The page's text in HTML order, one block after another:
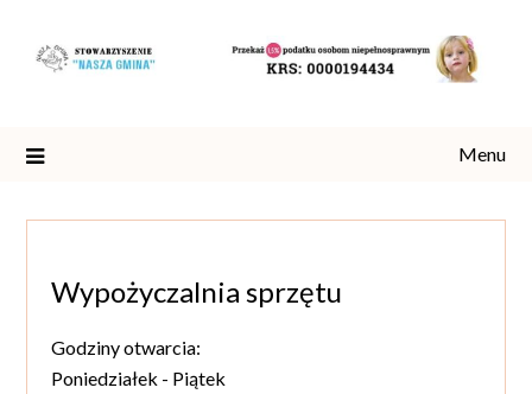
content
Menu
Wypożyczalnia sprzętu
Godziny otwarcia:
Poniedziałek - Piątek